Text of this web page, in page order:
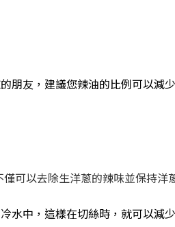
朋友，建議您辣油的比例可以減
可以去除生洋蔥的辣味並保持洋
中，這樣在切絲時，就可以減